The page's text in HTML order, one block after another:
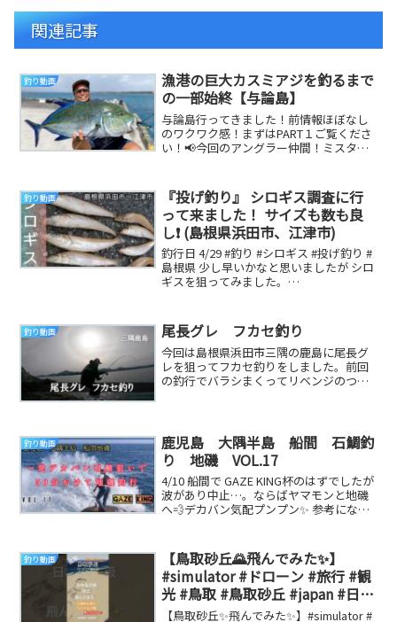
関連記事
釣り動画
漁港の巨大カスミアジを釣るまで
の一部始終【与論島】
与論島行ってきました！前情報ほぼなし
のワクワク感！まずはPART１ご覧くださ
い！📢今回のアングラー仲間！ミスターR
釣り動画
『投げ釣り』 シロギス調査に行
って来ました！ サイズも数も良
し❗ (島根県浜田市、江津市)
釣行日 4/29 #釣り #シロギス #投げ釣り #
島根県 少し早いかなと思いましたが シロ
ギスを狙ってみました。
釣り動画 尾長グレ フカセ釣り
今回は島根県浜田市三隅の鹿島に尾長グ
レを狙ってフカセ釣りをしました。前回
の釣行でバラシまくってリベンジのつも
釣り動画
鹿児島 大隅半島 船間 石鯛釣
り 地磯 VOL.17
4/10 船間で GAZE KING杯のはずでしたが
波があり中止…。ならばヤマモンと地磯
へ💨デカバン気配プンプン✨ 参考になる
釣り動画
【鳥取砂丘🌄飛んでみた✨️】
#simulator #ドローン #旅行 #観
光 #鳥取 #鳥取砂丘 #japan #日本
#japantravel #trending #漁火 #
【鳥取砂丘✨️飛んでみた✨️】#simulator #